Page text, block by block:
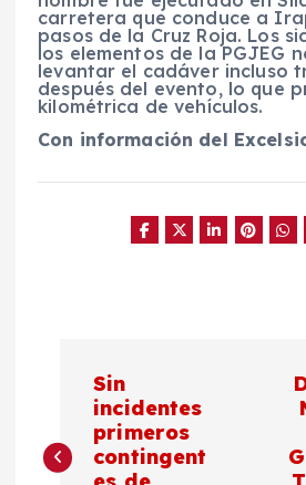
carretera que conduce a
pasos de la Cruz Roja. Los
los elementos de la PGJEG
levantar el cadáver incluso
después del evento, lo que
kilométrica de vehículos.
Con información del
v
Sin
incidentes
primeros
contingent